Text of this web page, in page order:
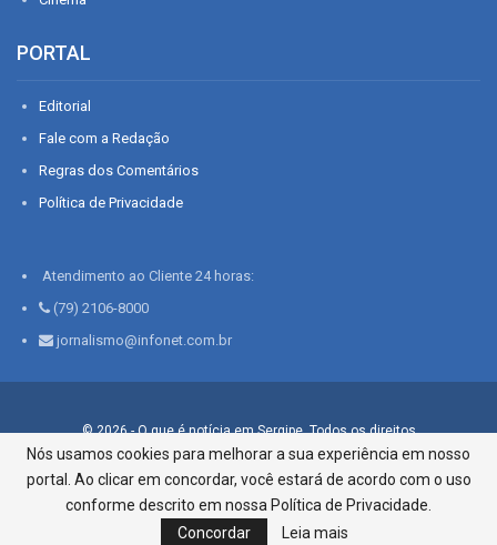
PORTAL
Editorial
Fale com a Redação
Regras dos Comentários
Política de Privacidade
Atendimento ao Cliente 24 horas:
(79) 2106-8000
jornalismo@infonet.com.br
© 2026 - O que é notícia em Sergipe. Todos os direitos
reservados.
Infonet - Rua Monsenhor Silveira 276, Bairro São José |
Aracaju-SE, CEP 49015-030, Fone: 79.2106.8000 - CI Centro de
Informações LTDA
Nós usamos cookies para melhorar a sua experiência em nosso
portal. Ao clicar em concordar, você estará de acordo com o uso
conforme descrito em nossa Política de Privacidade.
Concordar
Leia mais